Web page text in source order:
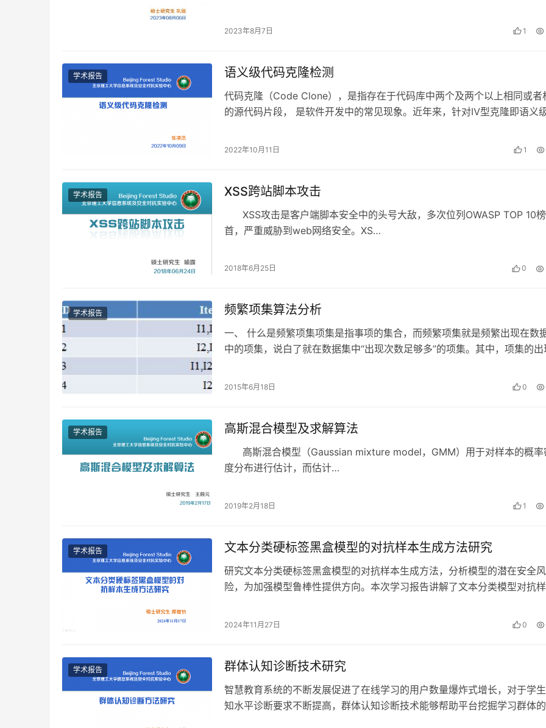
2023年8月7日 1
学术报告 语义级代码克隆检测
代码克隆（Code Clone），是指存在于代码库中两个及两个以上相同或者
的源代码片段， 是软件开发中的常见现象。近年来，针对Ⅳ型克隆即语义
2022年10月11日 1
学术报告 XSS跨站脚本攻击
XSS攻击是客户端脚本安全中的头号大敌，多次位列OWASP TOP 10榜
首，严重威胁到web网络安全。XS…
2018年6月25日 0
学术报告 频繁项集算法分析
一、 什么是频繁项集项集是指事项的集合，而频繁项集就是频繁出现在数
中的项集，说白了就在数据集中“出现次数足够多”的项集。其中，项集的出
2015年6月18日 0
学术报告 高斯混合模型及求解算法
高斯混合模型（Gaussian mixture model，GMM）用于对样本的概率
度分布进行估计，而估计…
2019年2月18日 1
学术报告 文本分类硬标签黑盒模型的对抗样本生成方法研究
研究文本分类硬标签黑盒模型的对抗样本生成方法，分析模型的潜在安全风
险，为加强模型鲁棒性提供方向。本次学习报告讲解了文本分类模型对抗样
2024年11月27日 0
学术报告 群体认知诊断技术研究
智慧教育系统的不断发展促进了在线学习的用户数量爆炸式增长，对于学
知水平诊断要求不断提高，群体认知诊断技术能够帮助平台挖掘学习群体的